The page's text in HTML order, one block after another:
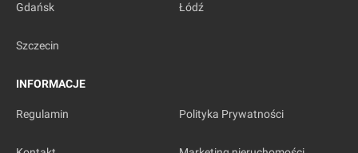
Gdańsk Łódź
Szczecin
INFORMACJE
Regulamin Polityka Prywatności